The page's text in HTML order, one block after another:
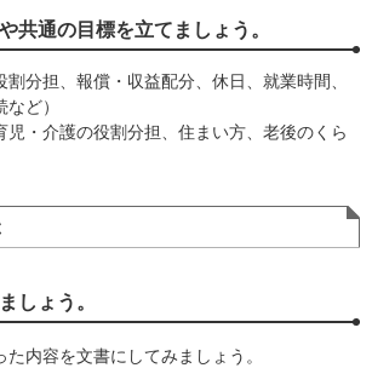
共通の目標を立てましょう。
割分担、報償・収益配分、休日、就業時間、
ど）
児・介護の役割分担、住まい方、老後のくら
しょう。
内容を文書にしてみましょう。